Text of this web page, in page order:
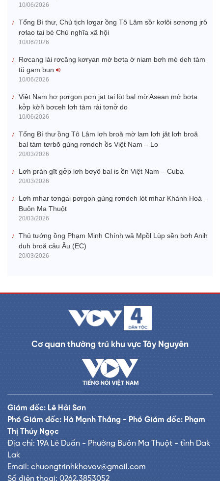
10/06/2026
Tổng Bí thư, Chủ tịch lơgar ồng Tô Lâm sồr kơlôi sơnơng jrô
rơlao tai bè Chủ nghĩa xã hội
10/06/2026
Rơcang lài rơcăng kơryan mờ bơta ờ niam bơh mè deh tàm
tŭ gam bun
10/06/2026
Việt Nam hơ pơrgon pơn jat tai lòt bal mờ Asean mờ bơta
kơ̆p kờñ bơceh lơh tàm rài tơnơ̆ do
10/06/2026
Tổng Ƀí thư ồng Tô Lâm lơh broă mờ lam lơh jăt lơh broă
bal tàm tơrbŏ gùng rơndeh ồs Việt Nam – Lo
20/03/2026
Lơh pràn gĭt gơ̆p lơh bơyô bal is ồn Việt Nam – Cuba
20/03/2026
Lơh mhar tơngai pơrgon gùng rơndeh lòt mhar Khánh Hoà –
Buôn Ma Thuột
20/03/2026
Thủ tướng ồng Phạm Minh Chính wă Mpồl Lùp sền bơh Anih
duh broă câu Âu (EC)
20/03/2026
Cơ quan thường trú khu vực Tây Nguyên
Giám đốc: Lê Hải Sơn
Phó Giám đốc: Hà Mạnh Thắng - Phó Giám đốc: Phạm
Thị Thúy Ngọc
Địa chỉ: 19A Lê Duẩn - Phường Buôn Ma Thuột - tỉnh Dak
Lak
Email: chuongtrinhkhovov@gmail.com
Số điện thoại: 0262.3853052